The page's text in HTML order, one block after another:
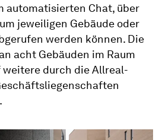
automatisierten Chat, über
jeweiligen Gebäude oder
werden können. Die
acht Gebäuden im Raum
durch die Allreal-